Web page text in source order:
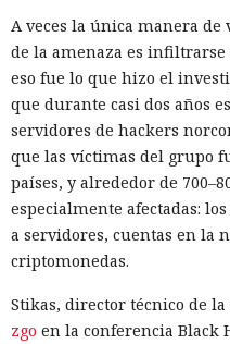
A veces la única manera
de la amenaza es
eso fue lo que hizo el
que durante casi dos años
servidores de hackers
que las víctimas del grupo
países, y alrededor de
especialmente afectadas:
a servidores, cuentas en la
criptomonedas.
Stikas, director técnico de
zgo en la conferencia Black